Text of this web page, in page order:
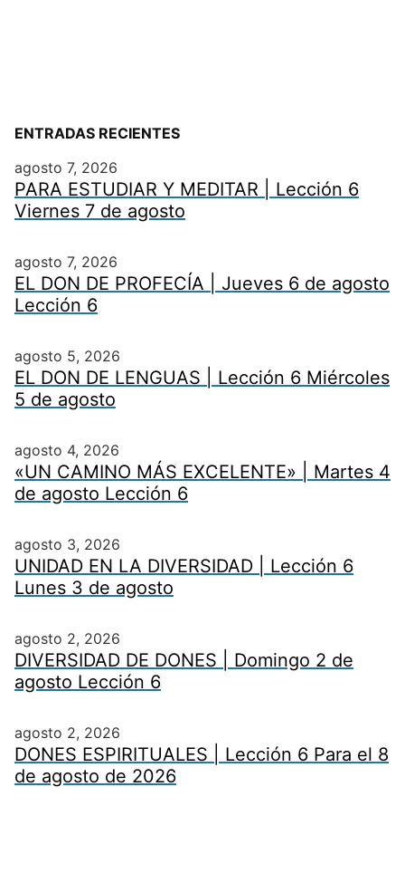
ENTRADAS RECIENTES
agosto 7, 2026
PARA ESTUDIAR Y MEDITAR | Lección 6
Viernes 7 de agosto
agosto 7, 2026
EL DON DE PROFECÍA | Jueves 6 de agosto
Lección 6
agosto 5, 2026
EL DON DE LENGUAS | Lección 6 Miércoles
5 de agosto
agosto 4, 2026
«UN CAMINO MÁS EXCELENTE» | Martes 4
de agosto Lección 6
agosto 3, 2026
UNIDAD EN LA DIVERSIDAD | Lección 6
Lunes 3 de agosto
agosto 2, 2026
DIVERSIDAD DE DONES | Domingo 2 de
agosto Lección 6
agosto 2, 2026
DONES ESPIRITUALES | Lección 6 Para el 8
de agosto de 2026